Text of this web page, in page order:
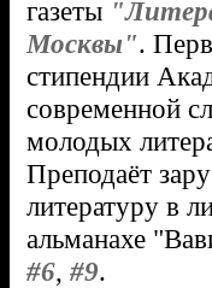
газеты
Москвы".
стипендии
современной
молодых
Преподаёт
литературу в
альманахе
#6, #9.